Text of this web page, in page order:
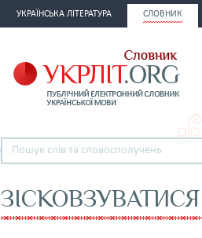
УКРАЇНСЬКА ЛІТЕРАТУРА СЛОВНИК
ЗІСКОВЗУВАТИСЯ